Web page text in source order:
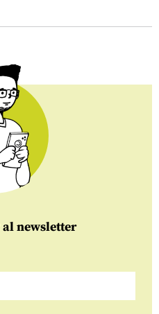
al newsletter